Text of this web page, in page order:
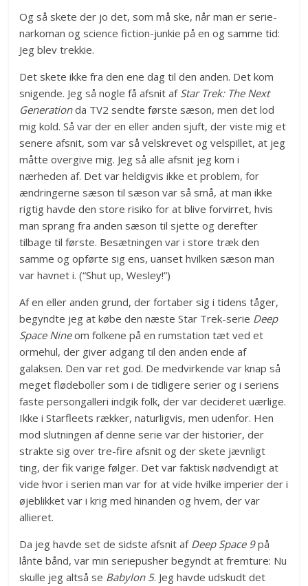
Og så skete der jo det, som må ske, når man er serie-
narkoman og science fiction-junkie på en og samme tid:
Jeg blev trekkie.
Det skete ikke fra den ene dag til den anden. Det kom
snigende. Jeg så nogle få afsnit af Star Trek: The Next
Generationda TV2 sendte første sæson, men det lod
mig kold. Så var der en eller anden sjuft, der viste mig et
senere afsnit, som var så velskrevet og velspillet, at jeg
måtte overgive mig. Jeg så alle afsnit jeg kom i
nærheden af. Det var heldigvis ikke et problem, for
ændringerne sæson til sæson var så små, at man ikke
rigtig havde den store risiko for at blive forvirret, hvis
man sprang fra anden sæson til sjette og derefter
tilbage til første. Besætningen var i store træk den
samme og opførte sig ens, uanset hvilken sæson man
var havnet i. (“Shut up, Wesley!”)
Af en eller anden grund, der fortaber sig i tidens tåger,
begyndte jeg at købe den næste Star Trek-serie Deep
Space Nineom folkene på en rumstation tæt ved et
ormehul, der giver adgang til den anden ende af
galaksen. Den var ret god. De medvirkende var knap så
meget flødeboller som i de tidligere serier og i seriens
faste persongalleri indgik folk, der var decideret uærlige.
Ikke i Starfleets rækker, naturligvis, men udenfor. Hen
mod slutningen af denne serie var der historier, der
strakte sig over tre-fire afsnit og der skete jævnligt
ting, der fik varige følger. Det var faktisk nødvendigt at
vide hvor i serien man var for at vide hvilke imperier der i
øjeblikket var i krig med hinanden og hvem, der var
allieret.
Da jeg havde set de sidste afsnit af Deep Space 9på
lånte bånd, var min seriepusher begyndt at fremture: Nu
skulle jeg altså se Babylon 5. Jeg havde udskudt det